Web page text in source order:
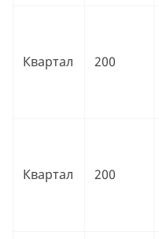
Квартал 200
Квартал 200